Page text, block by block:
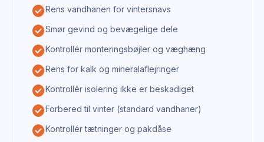
check_circleRens vandhanen for vintersnavs
check_circleSmør gevind og bevægelige dele
check_circleKontrollér monteringsbøjler og væghæng
check_circleRens for kalk og mineralaflejringer
check_circleKontrollér isolering ikke er beskadiget
check_circleForbered til vinter (standard vandhaner)
check_circleKontrollér tætninger og pakdåse